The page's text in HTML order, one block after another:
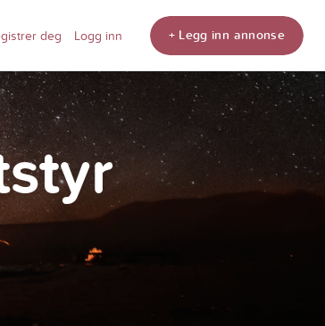
deg Logg inn + Legg inn annonse